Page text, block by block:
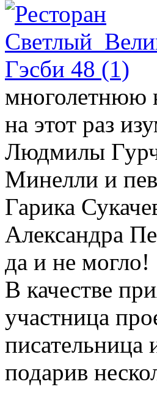
многолетнюю
на этот раз
Людмилы
Минелли и
Гарика
Александра
да и не могло!
В качестве
участница
писательница
подарив